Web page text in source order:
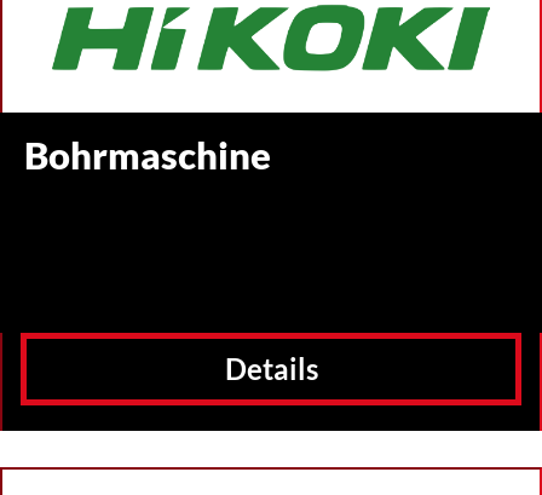
Bohrmaschine
Details